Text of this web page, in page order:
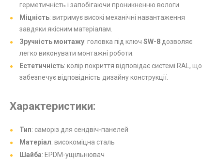
герметичність і запобігаючи проникненню вологи.
Міцність: витримує високі механічні навантаження
завдяки якісним матеріалам.
Зручність монтажу: головка під ключ SW-8 дозволяє
легко виконувати монтажні роботи.
Естетичність: колір покриття відповідає системі RAL, що
забезпечує відповідність дизайну конструкції.
Характеристики:
Тип: саморіз для сендвіч-панелей
Матеріал: високоміцна сталь
Шайба: EPDM-ущільнювач